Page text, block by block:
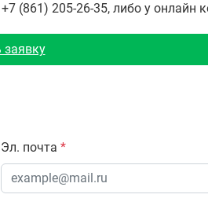
(861) 205-26-35, либо у онлайн
заявку
Эл. почта *